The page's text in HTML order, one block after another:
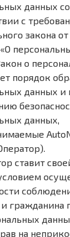
данных
с
закона от
о
порядок
данных
данных,
ставит
гражданина
на